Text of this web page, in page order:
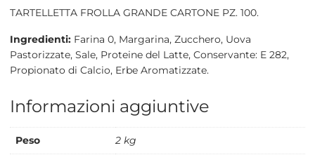
TARTELLETTA FROLLA GRANDE CARTONE PZ. 100.
Ingredienti:Farina 0, Margarina, Zucchero, Uova
Pastorizzate, Sale, Proteine del Latte, Conservante: E 282,
Propionato di Calcio, Erbe Aromatizzate.
Informazioni aggiuntive
Peso 2 kg